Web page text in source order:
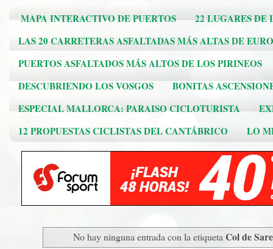
MAPA INTERACTIVO DE PUERTOS
22 LUGARES DE
LAS 20 CARRETERAS ASFALTADAS MÁS ALTAS DE
PUERTOS ASFALTADOS MÁS ALTOS DE LOS PIRINEOS
DESCUBRIENDO LOS VOSGOS
BONITAS
ESPECIAL MALLORCA: PARAISO CICLOTURISTA
12 PROPUESTAS CICLISTAS DEL CANTÁBRICO
LO
No hay ninguna entrada con la etiqueta Col de